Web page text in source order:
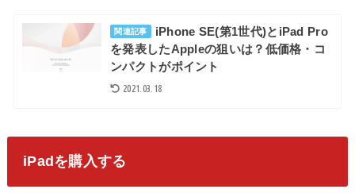
関連記事
iPhone SE(第1世代)とiPad Pro
を発表したAppleの狙いは？低価格・コ
ンパクトがポイント
2021.03.18
iPadを購入する